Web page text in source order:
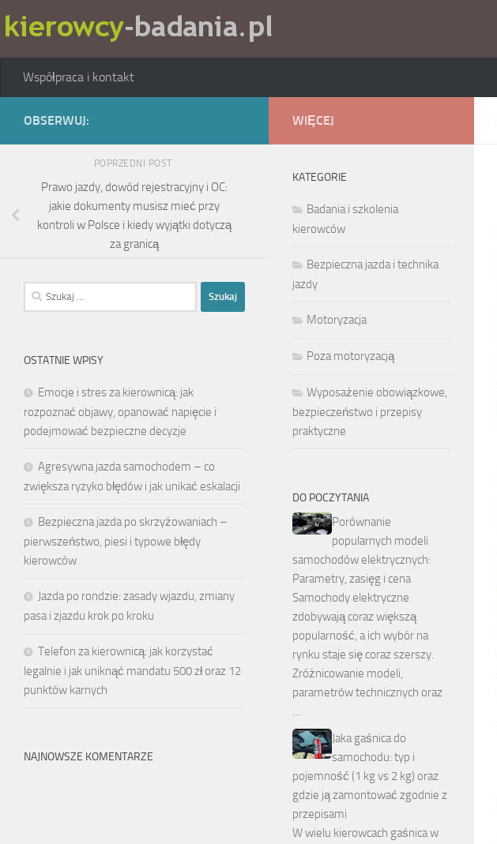
Skip to content
Współpraca i kontakt
OBSERWUJ:
POPRZEDNI POST
Prawo jazdy, dowód rejestracyjny i OC:
jakie dokumenty musisz mieć przy
kontroli w Polsce i kiedy wyjątki dotyczą
za granicą
Szukaj:
OSTATNIE WPISY
Emocje i stres za kierownicą: jak
rozpoznać objawy, opanować napięcie i
podejmować bezpieczne decyzje
Agresywna jazda samochodem – co
zwiększa ryzyko błędów i jak unikać eskalacji
Bezpieczna jazda po skrzyżowaniach –
pierwszeństwo, piesi i typowe błędy
kierowców
Jazda po rondzie: zasady wjazdu, zmiany
pasa i zjazdu krok po kroku
Telefon za kierownicą: jak korzystać
legalnie i jak uniknąć mandatu 500 zł oraz 12
punktów karnych
NAJNOWSZE KOMENTARZE
WIĘCEJ
KATEGORIE
Badania i szkolenia
kierowców
Bezpieczna jazda i technika
jazdy
Motoryzacja
Poza motoryzacją
Wyposażenie obowiązkowe,
bezpieczeństwo i przepisy
praktyczne
DO POCZYTANIA
Porównanie
popularnych modeli
samochodów elektrycznych:
Parametry, zasięg i cena
Samochody elektryczne
zdobywają coraz większą
popularność, a ich wybór na
rynku staje się coraz szerszy.
Zróżnicowanie modeli,
parametrów technicznych oraz
…
Jaka gaśnica do
samochodu: typ i
pojemność (1 kg vs 2 kg) oraz
gdzie ją zamontować zgodnie z
przepisami
W wielu kierowcach gaśnica w